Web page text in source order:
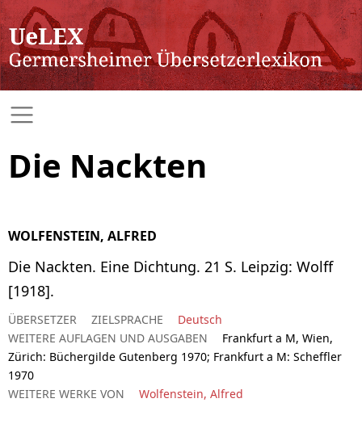
Die Nackten
WOLFENSTEIN, ALFRED
Die Nackten. Eine Dichtung. 21 S. Leipzig: Wolff
[1918].
ÜBERSETZER ZIELSPRACHE
Deutsch
WEITERE AUFLAGEN UND AUSGABEN
Frankfurt a M, Wien,
Zürich: Büchergilde Gutenberg 1970; Frankfurt a M: Scheffler
1970
WEITERE WERKE VON
Wolfenstein, Alfred